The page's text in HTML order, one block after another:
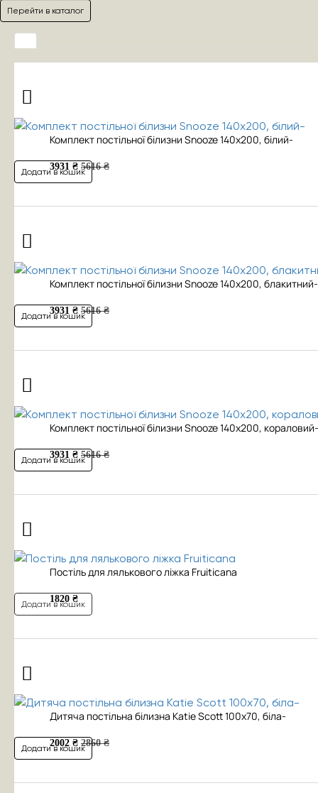
Перейти в каталог
Комплект постільної білизни Snooze 140x200, білий-
3931 ₴ 5616 ₴
Додати в кошик
Комплект постільної білизни Snooze 140x200, блакитний-
3931 ₴ 5616 ₴
Додати в кошик
Комплект постільної білизни Snooze 140x200, кораловий-
3931 ₴ 5616 ₴
Додати в кошик
Постіль для лялькового ліжка Fruiticana
1820 ₴
Додати в кошик
Дитяча постільна білизна Katie Scott 100x70, біла-
2002 ₴ 2860 ₴
Додати в кошик